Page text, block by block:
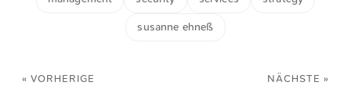
susanne ehneß
« VORHERIGE NÄCHSTE »